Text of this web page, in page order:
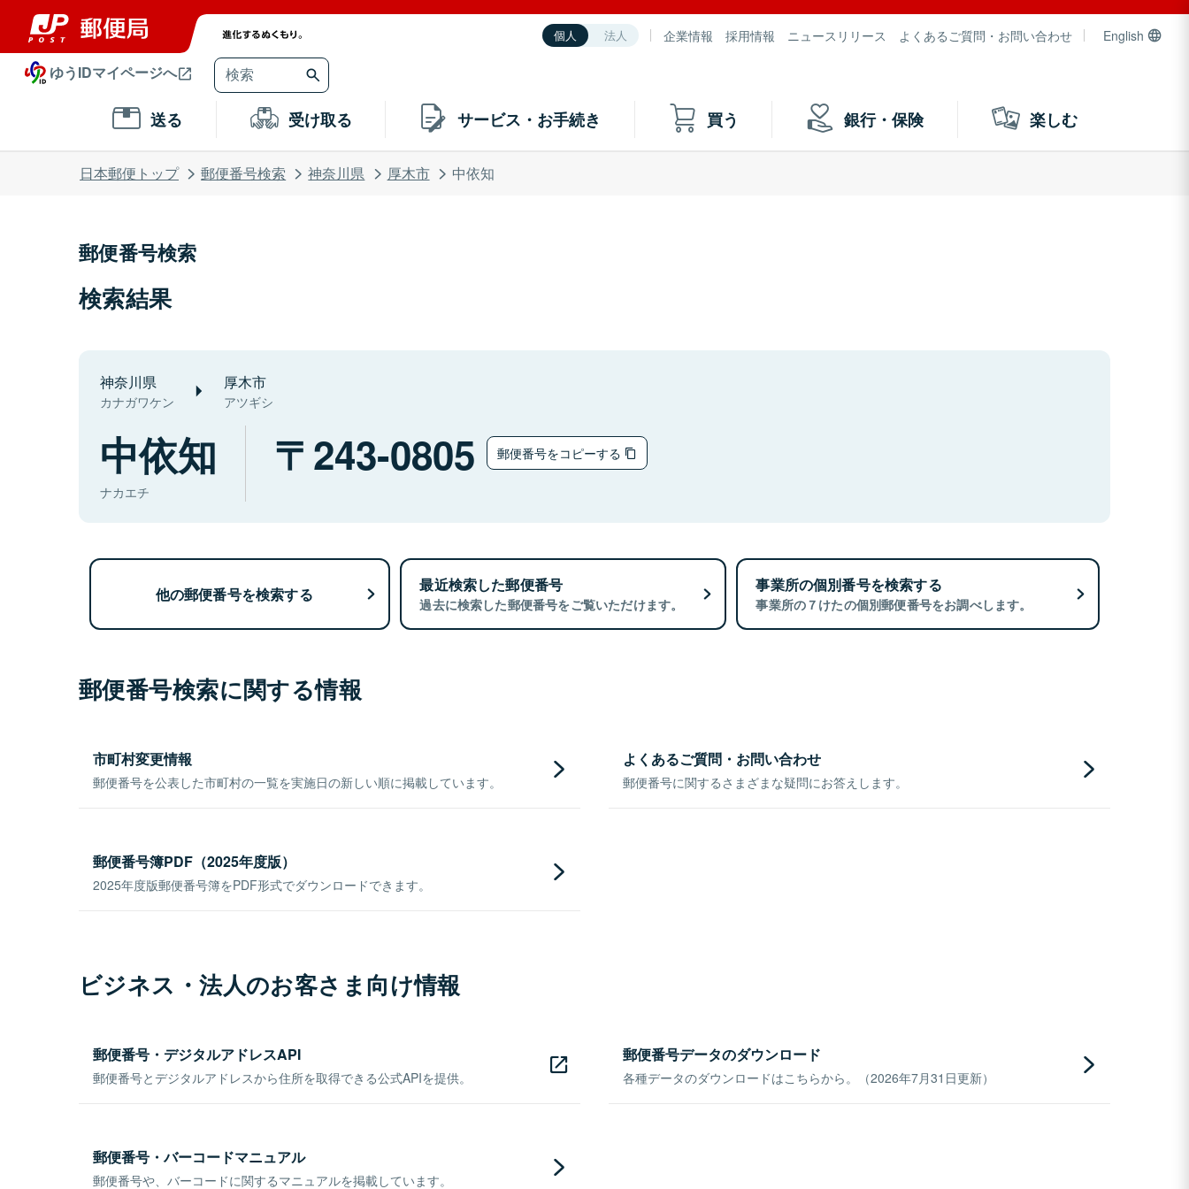
個人 法人 企業情報 採用情報 ニュースリリース よくあるご質問・お問い合わせ English
ゆうIDマイページへ
送る 受け取る サービス・お手続き 買う 銀行・保険 楽しむ
日本郵便トップ 郵便番号検索 神奈川県 厚木市 中依知
郵便番号検索
検索結果
神奈川県
カナガワケン
厚木市
アツギシ
中依知
ナカエチ
243-0805 郵便番号をコピーする
他の郵便番号を検索する 最近検索した郵便番号
過去に検索した郵便番号をご覧いただけます。
事業所の個別番号を検索する
事業所の７けたの個別郵便番号をお調べします。
郵便番号検索に関する情報
市町村変更情報
郵便番号を公表した市町村の一覧を実施日の新しい順に掲載しています。
よくあるご質問・お問い合わせ
郵便番号に関するさまざまな疑問にお答えします。
郵便番号簿PDF（2025年度版）
2025年度版郵便番号簿をPDF形式でダウンロードできます。
ビジネス・法人のお客さま向け情報
郵便番号・デジタルアドレスAPI
郵便番号とデジタルアドレスから住所を取得できる公式APIを提供。
郵便番号データのダウンロード
各種データのダウンロードはこちらから。（2026年7月31日更新）
郵便番号・バーコードマニュアル
郵便番号や、バーコードに関するマニュアルを掲載しています。